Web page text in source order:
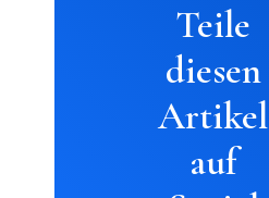
Teile
diesen
Artikel
auf